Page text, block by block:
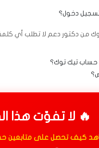
تسجيل دخول؟
من دكتور دعم لا تطلب أي
حساب تيك توك؟
🔥 لا تفوّت هذا
كيف تحصل على متابعين